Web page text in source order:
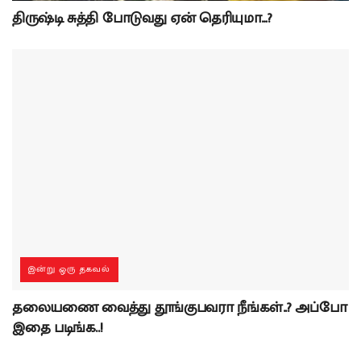
திருஷ்டி சுத்தி போடுவது ஏன் தெரியுமா…?
இன்று ஒரு தகவல்
தலையணை வைத்து தூங்குபவரா நீங்கள்..? அப்போ
இதை படிங்க..!